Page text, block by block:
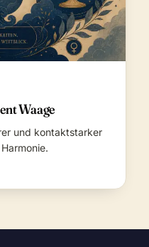
Waage
und kontaktstarker